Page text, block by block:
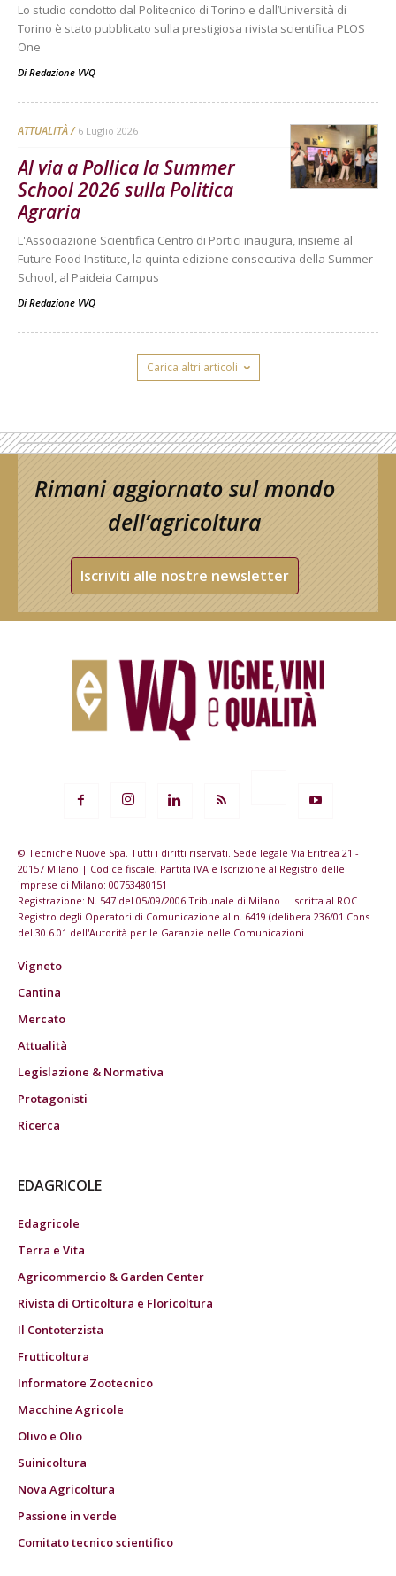
Lo studio condotto dal Politecnico di Torino e dall’Università di
Torino è stato pubblicato sulla prestigiosa rivista scientifica PLOS
One
Di Redazione VVQ
ATTUALITÀ 6 Luglio 2026
Al via a Pollica la Summer
School 2026 sulla Politica
Agraria
L'Associazione Scientifica Centro di Portici inaugura, insieme al
Future Food Institute, la quinta edizione consecutiva della Summer
School, al Paideia Campus
Di Redazione VVQ
Carica altri articoli
Rimani aggiornato sul mondo
dell’agricoltura
Iscriviti alle nostre newsletter
© Tecniche Nuove Spa. Tutti i diritti riservati. Sede legale Via Eritrea 21 -
20157 Milano | Codice fiscale, Partita IVA e Iscrizione al Registro delle
imprese di Milano: 00753480151
Registrazione: N. 547 del 05/09/2006 Tribunale di Milano | Iscritta al ROC
Registro degli Operatori di Comunicazione al n. 6419 (delibera 236/01 Cons
del 30.6.01 dell'Autorità per le Garanzie nelle Comunicazioni
Vigneto
Cantina
Mercato
Attualità
Legislazione & Normativa
Protagonisti
Ricerca
EDAGRICOLE
Edagricole
Terra e Vita
Agricommercio & Garden Center
Rivista di Orticoltura e Floricoltura
Il Contoterzista
Frutticoltura
Informatore Zootecnico
Macchine Agricole
Olivo e Olio
Suinicoltura
Nova Agricoltura
Passione in verde
Comitato tecnico scientifico